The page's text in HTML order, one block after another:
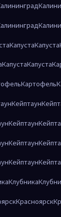
КапустаКапуста
КапустаКапуста
Картофель
Кейптаун
Кейптаун
Кейптаун
Кейптаун
Клубника
Красноярск